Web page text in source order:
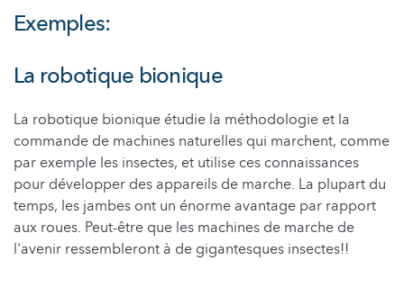
Exemples:
La robotique bionique
La robotique bionique étudie la méthodologie et la
commande de machines naturelles qui marchent, comme
par exemple les insectes, et utilise ces connaissances
pour développer des appareils de marche. La plupart du
temps, les jambes ont un énorme avantage par rapport
aux roues. Peut-être que les machines de marche de
l'avenir ressembleront à de gigantesques insectes!!